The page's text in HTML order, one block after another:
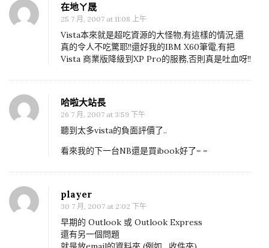
o
o
k
E
x
r
e
s
來
~
在地ㄚ晟
25 7 月, 2007 at 11:08 上午
Vista本來就是超吃資源的大怪物,有這樣的情況,還
真的令人不吃驚耶!!還好我的IBM X60筆電,有把
Vista 商業版降級到XP Pro的服務,否則真是吐血呀!!
哈啦大站長
26 7 月, 2007 at 3:59 下午
聽到太多vista的負面評價了..
看來我的下一台NB還是買ibook好了= =
player
30 7 月, 2007 at 2:02 下午
早期的 Outlook 或 Outlook Express
還有另一個問題